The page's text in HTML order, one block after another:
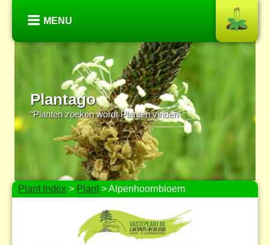
MENU
Plantago
“Planten zoeken wordt Planten vinden”
Plant Index > Plant> Alpenhoornbloem